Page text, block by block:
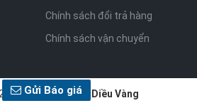
Chính sách đổi trả hàng
Chính sách vận chuyển
thuộc về Cánh Diều Vàng
Gửi Báo giá